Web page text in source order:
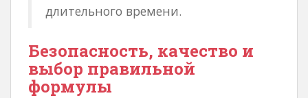
длительного времени.
Безопасность, качество и
выбор правильной
формулы